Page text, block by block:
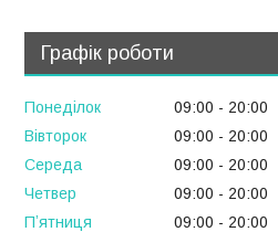
Графік роботи
Понеділок 09:00
20:00
Вівторок
09:00
20:00
Середа
09:00
20:00
Четвер
09:00
20:00
Пʼятниця
09:00
20:00